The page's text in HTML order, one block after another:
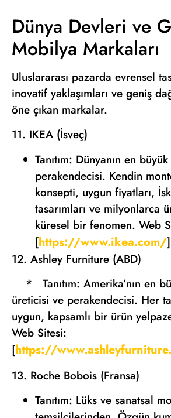
Dünya Devleri ve
Mobilya Markaları
Uluslararası pazarda evrensel
inovatif yaklaşımları ve geniş
öne çıkan markalar.
11. IKEA (İsveç)
Tanıtım: Dünyanın en
perakendecisi. Kendin
konsepti, uygun fiyatları,
tasarımları ve milyonlarca
küresel bir fenomen. Web
[https://www.ikea.com/]
12. Ashley Furniture (ABD)
* Tanıtım: Amerika’nın en
üreticisi ve perakendecisi. Her
uygun, kapsamlı bir ürün
Web Sitesi:
[https://
13. Roche Bobois (Fransa)
Tanıtım: Lüks ve sanatsal